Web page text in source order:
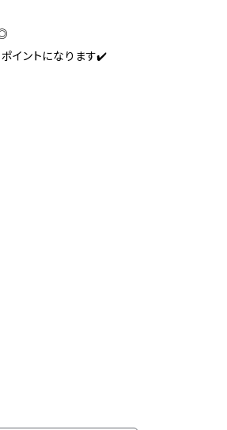
ポイントになります✔️